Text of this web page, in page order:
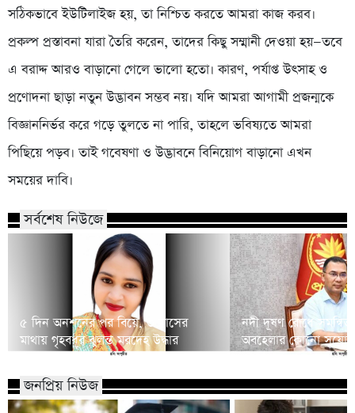
সঠিকভাবে ইউটিলাইজ হয়, তা নিশ্চিত করতে আমরা কাজ করব।
প্রকল্প প্রস্তাবনা যারা তৈরি করেন, তাদের কিছু সম্মানী দেওয়া হয়—তবে
এ বরাদ্দ আরও বাড়ানো গেলে ভালো হতো। কারণ, পর্যাপ্ত উৎসাহ ও
প্রণোদনা ছাড়া নতুন উদ্ভাবন সম্ভব নয়। যদি আমরা আগামী প্রজন্মকে
বিজ্ঞাননির্ভর করে গড়ে তুলতে না পারি, তাহলে ভবিষ্যতে আমরা
পিছিয়ে পড়ব। তাই গবেষণা ও উদ্ভাবনে বিনিয়োগ বাড়ানো এখন
সময়ের দাবি।
সর্বশেষ নিউজে
৫ দিন অনশনের পর বিয়ে, ৩ মাসের
মাথায় গৃহবধূর ঝুলন্ত মরদেহ উদ্ধার
নদী দূষণ রোধে সমন্বিত
অবহেলার কোনো সুযোগ
জনপ্রিয় নিউজ